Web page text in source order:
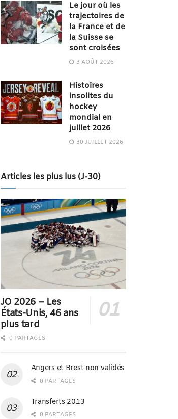
Le jour où les
trajectoires de
la France et de
la Suisse se
sont croisées
3 AOÛT 2026
Histoires
insolites du
hockey
mondial en
juillet 2026
30 JUILLET 2026
Articles les plus lus (J-30)
JO 2026 – Les
États-Unis, 46 ans
plus tard
0 PARTAGES
Angers et Brest non validés
0 PARTAGES
Transferts 2013
0 PARTAGES